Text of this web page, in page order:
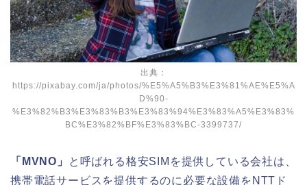
出典：
https://pixabay.com/ja/photos/%E5%A5%B3%E3%81%AE%E5%A
D%90-
%E3%82%B3%E3%83%B3%E3%83%94%E3%83%A5%E3%83%
BC%E3%82%BF%E3%83%BC-3399737/
「MVNO」
と呼ばれる格安SIMを提供している会社は、
携帯電話サービスを提供するのに必要な設備をNTTド